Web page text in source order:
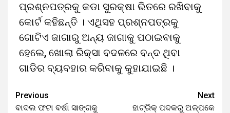
ପ୍ରଶ୍ନପତ୍ରକୁ କଡା ସୁରକ୍ଷା ଭିତରେ ରଖିବାକୁ
କୋର୍ଟ କହିଛନ୍ତି । ଏଥିସହ ପ୍ରଶ୍ନପତ୍ରକୁ
ଗୋଟିଏ ଜାଗାରୁ ଅନ୍ୟ ଜାଗାକୁ ପଠାଇବାକୁ
ହେଲେ, ଖୋଲା ରିକ୍ସା ବଦଳରେ ବନ୍ଦ ଥିବା
ଗାଡିର ବ୍ୟବହାର କରିବାକୁ କୁହାଯାଇଛି ।
Previous
ବାଦଲ ଫଟା ବର୍ଷା ସାଙ୍ଗକୁ
Next
ହାଟ୍ରିକ୍ ପଦକରୁ ଅଳ୍ପକେ